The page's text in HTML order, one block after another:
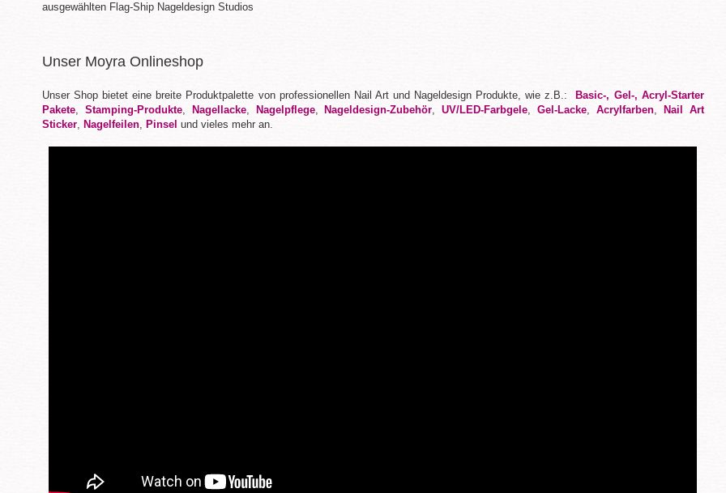
ausgewählten Flag-Ship Nageldesign Studios
Unser Moyra Onlineshop
Unser Shop bietet eine breite Produktpalette von professionellen Nail Art und Nageldesign Produkte, wie z.B.:
Basic-, Gel-, Acryl-Starter
Pakete, Stamping-Produkte, Nagellacke, Nagelpflege, Nageldesign-Zubehör,UV/LED-Farbgele,Gel-Lacke,Acrylfarben,
Nail Art
Sticker, Nagelfeilen, Pinsel und vieles mehr an.